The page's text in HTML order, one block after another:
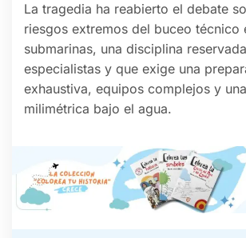
La tragedia ha reabierto el debate
riesgos extremos del buceo técnico
submarinas, una disciplina
especialistas y que exige una
exhaustiva, equipos complejos y
milimétrica bajo el agua.